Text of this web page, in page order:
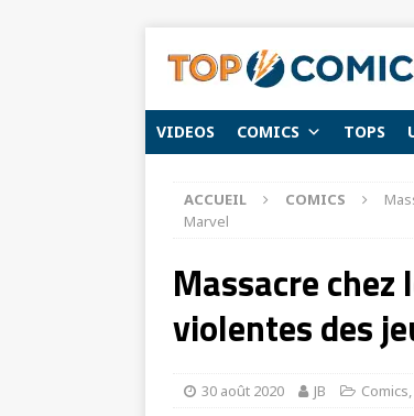
VIDEOS COMICS TOPS
ACCUEIL COMICS
Marvel
Massacre
violentes des
30 août 2020 JB Comics,